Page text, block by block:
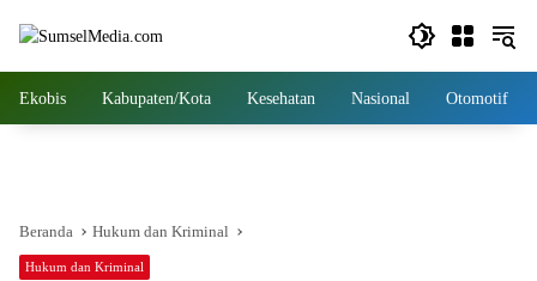
Ekobis Kabupaten/Kota Kesehatan Nasional Otomotif
Beranda Hukum dan Kriminal
Hukum dan Kriminal